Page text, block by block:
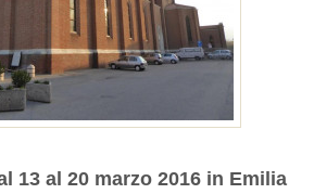
13 al 20 marzo 2016 in Emilia